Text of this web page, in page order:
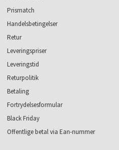
Prismatch
Handelsbetingelser
Retur
Leveringspriser
Leveringstid
Returpolitik
Betaling
Fortrydelsesformular
Black Friday
Offentlige betal via Ean-nummer